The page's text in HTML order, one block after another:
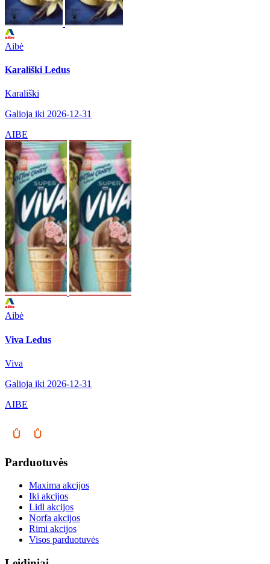
Aibė
Karališki Ledus
Karališki
Galioja iki 2026-12-31
AIBE
Aibė
Viva Ledus
Viva
Galioja iki 2026-12-31
AIBE
Parduotuvės
Maxima akcijos
Iki akcijos
Lidl akcijos
Norfa akcijos
Rimi akcijos
Visos parduotuvės